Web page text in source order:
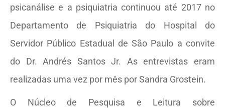
psicanálise e a psiquiatria continuou até 2017 no
Departamento de Psiquiatria do Hospital do
Servidor Público Estadual de São Paulo a convite
do Dr. Andrés Santos Jr. As entrevistas eram
realizadas uma vez por mês por Sandra Grostein.
O Núcleo de Pesquisa e Leitura sobre